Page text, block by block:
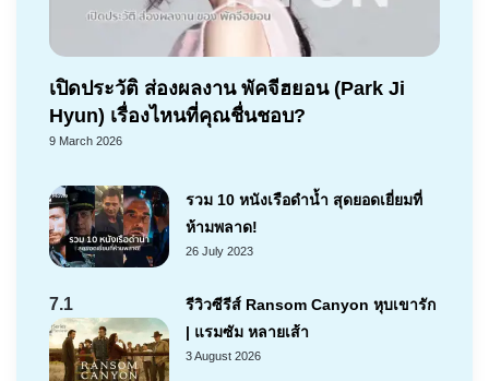
เปิดประวัติ ส่องผลงาน พัคจีฮยอน (Park Ji
Hyun) เรื่องไหนที่คุณชื่นชอบ?
9 March 2026
รวม 10 หนังเรือดำน้ำ สุดยอดเยี่ยมที่
ห้ามพลาด!
26 July 2023
7.1
รีวิวซีรีส์ Ransom Canyon หุบเขารัก
| แรมซัม หลายเส้า
3 August 2026